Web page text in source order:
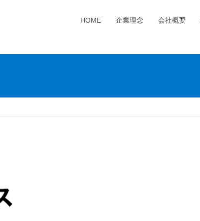
HOME 企業理念 会社概要